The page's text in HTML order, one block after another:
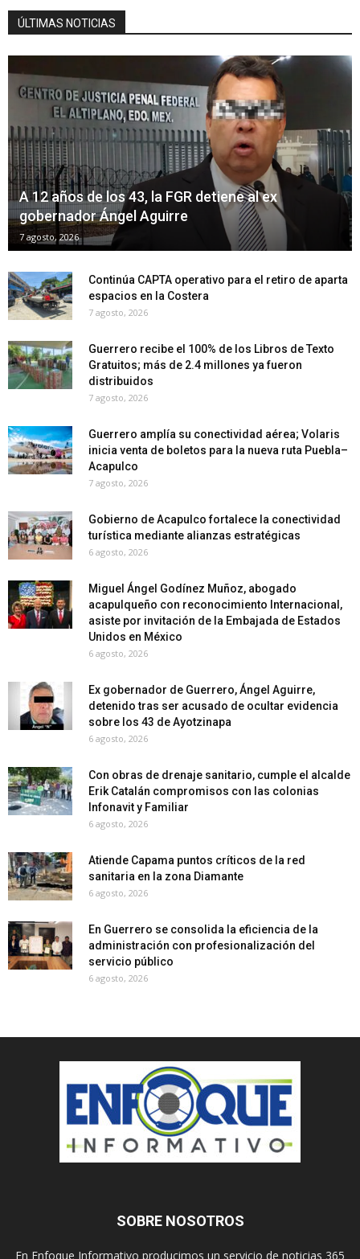
ÚLTIMAS NOTICIAS
A 12 años de los 43, la FGR detiene al ex
gobernador Ángel Aguirre
7 agosto, 2026
Continúa CAPTA operativo para el retiro de aparta
espacios en la Costera
7 agosto, 2026
Guerrero recibe el 100% de los Libros de Texto
Gratuitos; más de 2.4 millones ya fueron
distribuidos
7 agosto, 2026
Guerrero amplía su conectividad aérea; Volaris
inicia venta de boletos para la nueva ruta Puebla–
Acapulco
7 agosto, 2026
Gobierno de Acapulco fortalece la conectividad
turística mediante alianzas estratégicas
6 agosto, 2026
Miguel Ángel Godínez Muñoz, abogado
acapulqueño con reconocimiento Internacional,
asiste por invitación de la Embajada de Estados
Unidos en México
6 agosto, 2026
Ex gobernador de Guerrero, Ángel Aguirre,
detenido tras ser acusado de ocultar evidencia
sobre los 43 de Ayotzinapa
6 agosto, 2026
Con obras de drenaje sanitario, cumple el alcalde
Erik Catalán compromisos con las colonias
Infonavit y Familiar
6 agosto, 2026
Atiende Capama puntos críticos de la red
sanitaria en la zona Diamante
6 agosto, 2026
En Guerrero se consolida la eficiencia de la
administración con profesionalización del
servicio público
6 agosto, 2026
SOBRE NOSOTROS
En Enfoque Informativo producimos un servicio de noticias 365